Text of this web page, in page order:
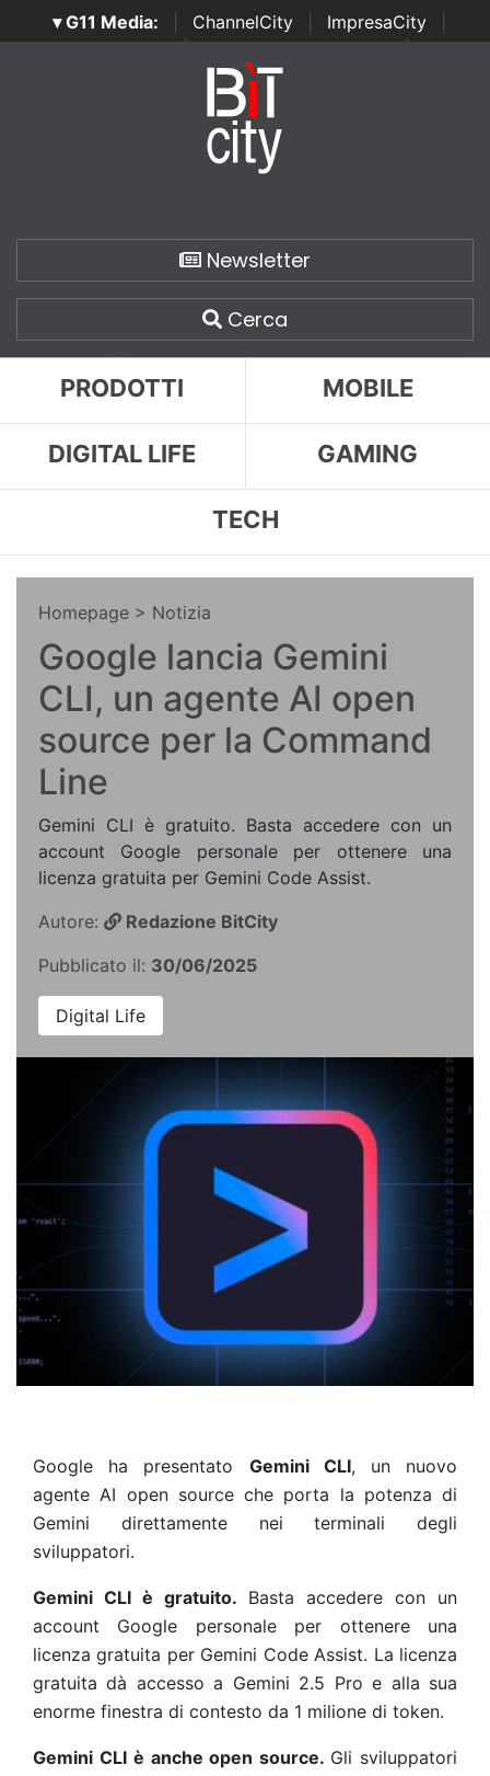
▾ G11 Media: ChannelCity ImpresaCity
SecurityOpenLab | Italian Channel Awards | Italian
Italian Security Awards
Newsletter
Cerca
PRODOTTI MOBILE
DIGITAL LIFE GAMING
TECH
Homepage > Notizia
Google lancia Gemini
CLI, un agente AI open
source per la Command
Line
Gemini CLI è gratuito. Basta accedere con un
account Google personale per ottenere una
licenza gratuita per Gemini Code Assist.
Autore:
Redazione BitCity
Pubblicato il: 30/06/2025
Digital Life
Google ha presentato Gemini CLI, un nuovo
agente AI open source che porta la potenza di
Gemini direttamente nei terminali degli
sviluppatori.
Gemini CLI è gratuito. Basta accedere con un
account Google personale per ottenere una
licenza gratuita per Gemini Code Assist. La licenza
gratuita dà accesso a Gemini 2.5 Pro e alla sua
enorme finestra di contesto da 1 milione di token.
Gemini CLI è anche open source. Gli sviluppatori